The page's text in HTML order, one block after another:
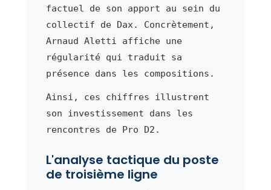
factuel de son apport au sein du
collectif de Dax. Concrètement,
Arnaud Aletti affiche une
régularité qui traduit sa
présence dans les compositions.
Ainsi, ces chiffres illustrent
son investissement dans les
rencontres de Pro D2.
L'analyse tactique du poste
de troisième ligne